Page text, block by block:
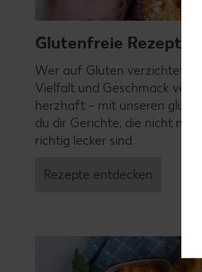
Glutenfreie Rezepte
Wer auf Gluten verzichtet,
Vielfalt und Geschmack
herzhaft – mit unseren
du dir Gerichte, die nicht nur
richtig lecker sind.
Rezepte entdecken